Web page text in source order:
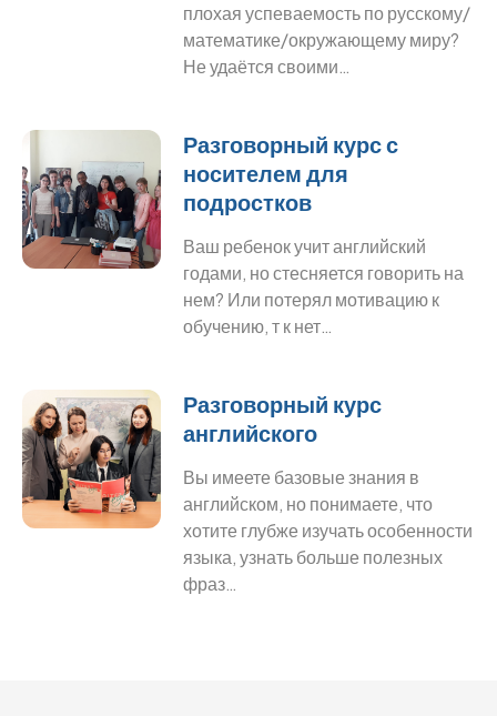
плохая успеваемость по русскому/
математике/окружающему миру?
Не удаётся своими…
Разговорный курс с
носителем для
подростков
Ваш ребенок учит английский
годами, но стесняется говорить на
нем? Или потерял мотивацию к
обучению, т к нет…
Разговорный курс
английского
Вы имеете базовые знания в
английском, но понимаете, что
хотите глубже изучать особенности
языка, узнать больше полезных
фраз…